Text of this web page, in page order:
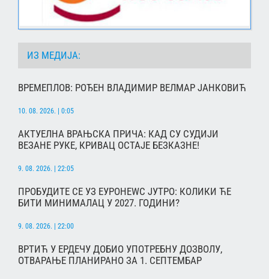
ИЗ МЕДИЈА:
ВРЕМЕПЛОВ: РОЂЕН ВЛАДИМИР ВЕЛМАР ЈАНКОВИЋ
10. 08. 2026. | 0:05
АКТУЕЛНА ВРАЊСКА ПРИЧА: КАД СУ СУДИЈИ
ВЕЗАНЕ РУКЕ, КРИВАЦ ОСТАЈЕ БЕЗКАЗНЕ!
9. 08. 2026. | 22:05
ПРОБУДИТЕ СЕ УЗ ЕУРОНЕWС ЈУТРО: КОЛИКИ ЋЕ
БИТИ МИНИМАЛАЦ У 2027. ГОДИНИ?
9. 08. 2026. | 22:00
ВРТИЋ У ЕРДЕЧУ ДОБИО УПОТРЕБНУ ДОЗВОЛУ,
ОТВАРАЊЕ ПЛАНИРАНО ЗА 1. СЕПТЕМБАР